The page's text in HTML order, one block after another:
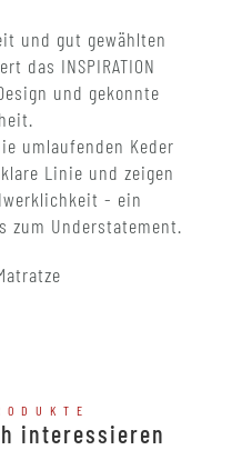
und gut gewählten
das INSPIRATION
und gekonnte
umlaufenden Keder
Linie und zeigen
- ein
zum Understatement.
interessieren